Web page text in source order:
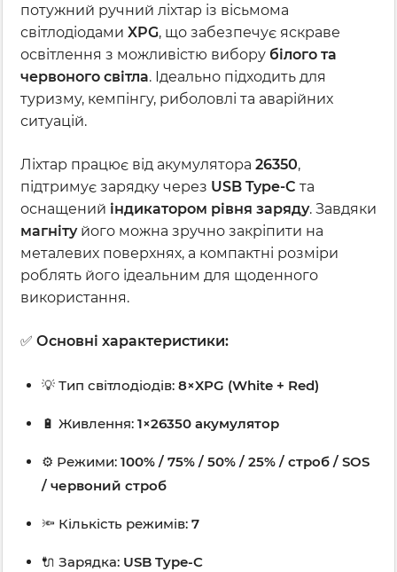
потужний ручний ліхтар із вісьмома
світлодіодами XPG, що забезпечує яскраве
освітлення з можливістю вибору білого та
червоного світла. Ідеально підходить для
туризму, кемпінгу, риболовлі та аварійних
ситуацій.
Ліхтар працює від акумулятора 26350,
підтримує зарядку через USB Type-C та
оснащений індикатором рівня заряду. Завдяки
магнітуйого можна зручно закріпити на
металевих поверхнях, а компактні розміри
роблять його ідеальним для щоденного
використання.
✅ Основні характеристики:
💡 Тип світлодіодів: 8×XPG (White + Red)
🔋 Живлення: 1×26350 акумулятор
⚙️ Режими: 100% / 75% / 50% / 25% / строб / SOS
/ червоний строб
🔦 Кількість режимів: 7
🔌 Зарядка: USB Type-C